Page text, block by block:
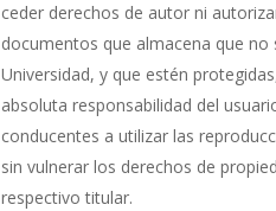
ceder derechos de autor ni
documentos que almacena que no
Universidad, y que estén
absoluta responsabilidad del
conducentes a utilizar las
sin vulnerar los derechos de
respectivo titular.